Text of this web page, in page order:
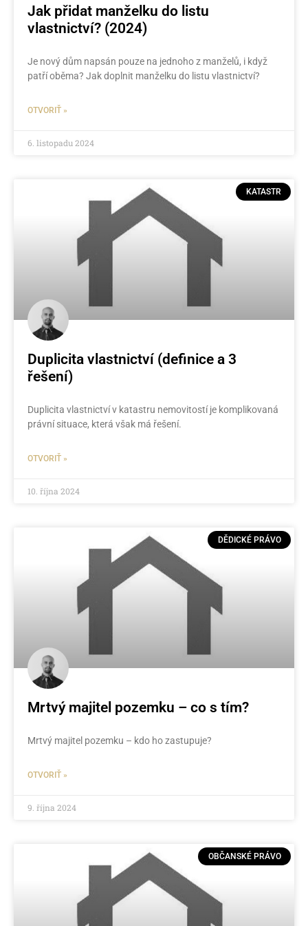
Jak přidat manželku do listu
vlastnictví? (2024)
Je nový dům napsán pouze na jednoho z manželů, i když
patří oběma? Jak doplnit manželku do listu vlastnictví?
OTVORIŤ »
6. listopadu 2024
KATASTR
Duplicita vlastnictví (definice a 3
řešení)
Duplicita vlastnictví v katastru nemovitostí je komplikovaná
právní situace, která však má řešení.
OTVORIŤ »
10. října 2024
DĚDICKÉ PRÁVO
Mrtvý majitel pozemku – co s tím?
Mrtvý majitel pozemku – kdo ho zastupuje?
OTVORIŤ »
9. října 2024
OBČANSKÉ PRÁVO